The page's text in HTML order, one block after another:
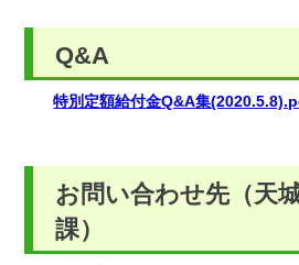
Q&A
特別定額給付金Q&A集
お問い合わせ先（天
課）